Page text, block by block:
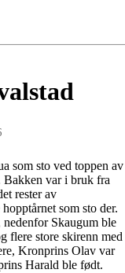
som sto ved toppen av
Bakken var i bruk fra
rester av
som sto der.
Skaugum ble
flere store skirenn med
Kronprins Olav var
Harald ble født.